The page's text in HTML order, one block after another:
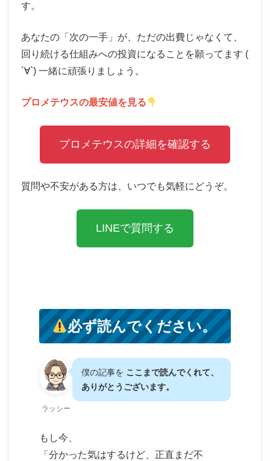
す。
あなたの「次の一手」が、ただの出費じゃなくて、
回り続ける仕組みへの投資になることを願ってます (
´∀`) 一緒に頑張りましょう。
プロメテウスの最安値を見る
プロメテウスの詳細を確認する
質問や不安がある方は、いつでも気軽にどうぞ。
LINEで質問する
必ず読んでください。
ラッシー
僕の記事を ここまで読んでくれて、
ありがとうございます。
もし今、
「分かった気はするけど、正直まだ不